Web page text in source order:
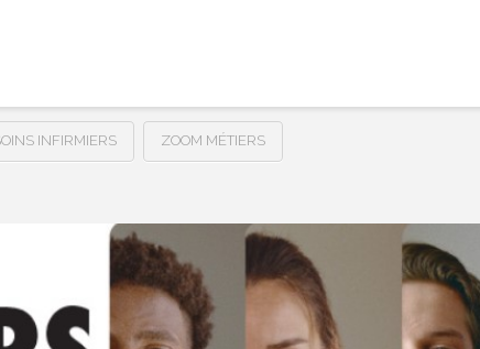
INFIRMIERS ZOOM MÉTIERS